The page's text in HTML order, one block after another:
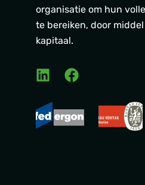
organisatie om hun
te bereiken, door
kapitaal.